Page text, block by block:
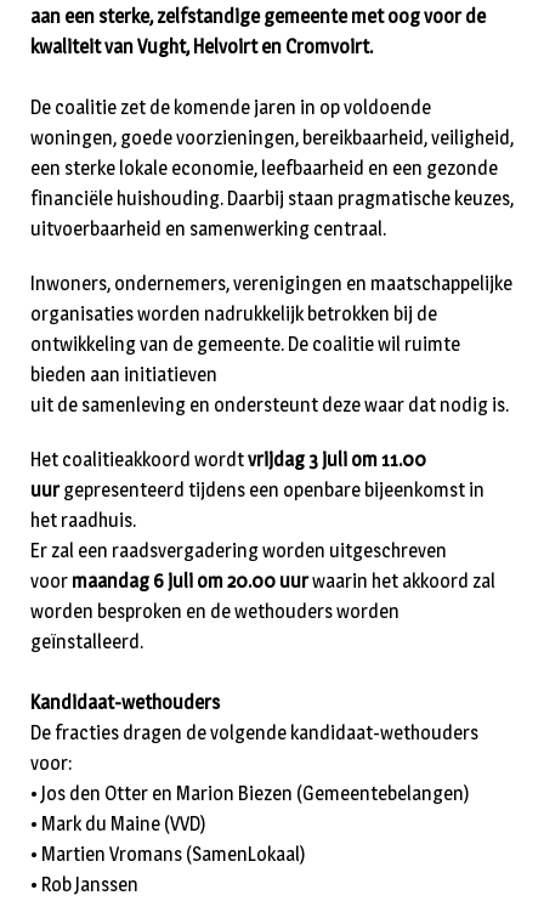
aan een sterke, zelfstandige gemeente met oog voor de
kwaliteit van Vught, Helvoirt en Cromvoirt.
De coalitie zet de komende jaren in op voldoende
woningen, goede voorzieningen, bereikbaarheid, veiligheid,
een sterke lokale economie, leefbaarheid en een gezonde
financiële huishouding. Daarbij staan pragmatische keuzes,
uitvoerbaarheid en samenwerking centraal.
Inwoners, ondernemers, verenigingen en maatschappelijke
organisaties worden nadrukkelijk betrokken bij de
ontwikkeling van de gemeente. De coalitie wil ruimte
bieden aan initiatieven
uit de samenleving en ondersteunt deze waar dat nodig is.
Het coalitieakkoord wordtvrijdag 3 juli om 11.00
uurgepresenteerd tijdens een openbare bijeenkomst in
het raadhuis.
Er zal een raadsvergadering worden uitgeschreven
voor maandag 6 juli om 20.00 uurwaarin het akkoord zal
worden besproken en de wethouders worden
geïnstalleerd.
Kandidaat-wethouders
De fracties dragen de volgende kandidaat-wethouders
voor:
• Jos den Otter en Marion Biezen (Gemeentebelangen)
• Mark du Maine (VVD)
• Martien Vromans (SamenLokaal)
• Rob Janssen